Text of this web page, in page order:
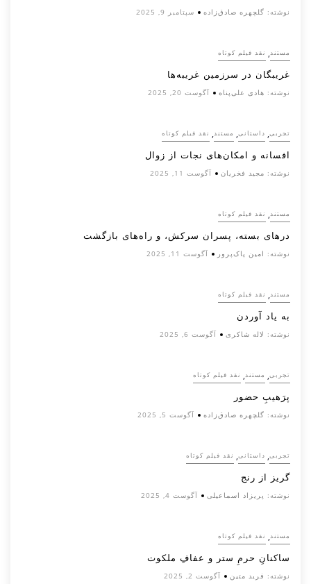
نوشته: گلچهره صادق‌زاده سپتامبر 9, 2025
مستند, نقد فیلم کوتاه
غریبگان در سرزمین غریبه‌ها
نوشته: هادی علی‌پناه آگوست 20, 2025
تجربی, داستانی, مستند, نقد فیلم کوتاه
افسانه‌ و امکان‌های نجات از زوال
نوشته: مجید فخریان آگوست 11, 2025
مستند, نقد فیلم کوتاه
درهای بسته، پسران سرکش، و راه‌های بازگشت
نوشته: امین پاک‌پرور آگوست 11, 2025
مستند, نقد فیلم کوتاه
به یاد آوردن
نوشته: لاله شاکری آگوست 6, 2025
تجربی, مستند, نقد فیلم کوتاه
پرَهیب‌ِ حضور
نوشته: گلچهره صادق‌زاده آگوست 5, 2025
تجربی, داستانی, نقد فیلم کوتاه
گریز از رنج
نوشته: پریزاد اسماعیلی آگوست 4, 2025
مستند, نقد فیلم کوتاه
ساکنانِ حرمِ ستر و عفافِ ملکوت
نوشته: فرید متین آگوست 2, 2025